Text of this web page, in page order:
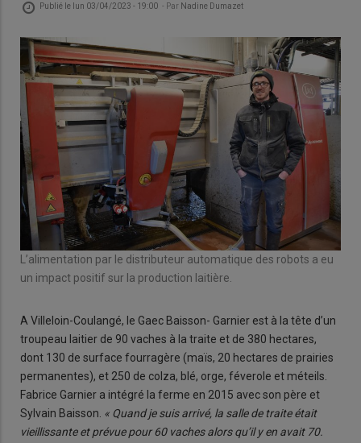
Publié le lun 03/04/2023 - 19:00 - Par Nadine Dumazet
L’alimentation par le distributeur automatique des robots a eu
un impact positif sur la production laitière.
A Villeloin-Coulangé, le Gaec Baisson- Garnier est à la tête d’un
troupeau laitier de 90 vaches à la traite et de 380 hectares,
dont 130 de surface fourragère (maïs, 20 hectares de prairies
permanentes), et 250 de colza, blé, orge, féverole et méteils.
Fabrice Garnier a intégré la ferme en 2015 avec son père et
Sylvain Baisson. « Quand je suis arrivé, la salle de traite était
vieillissante et prévue pour 60 vaches alors qu’il y en avait 70.